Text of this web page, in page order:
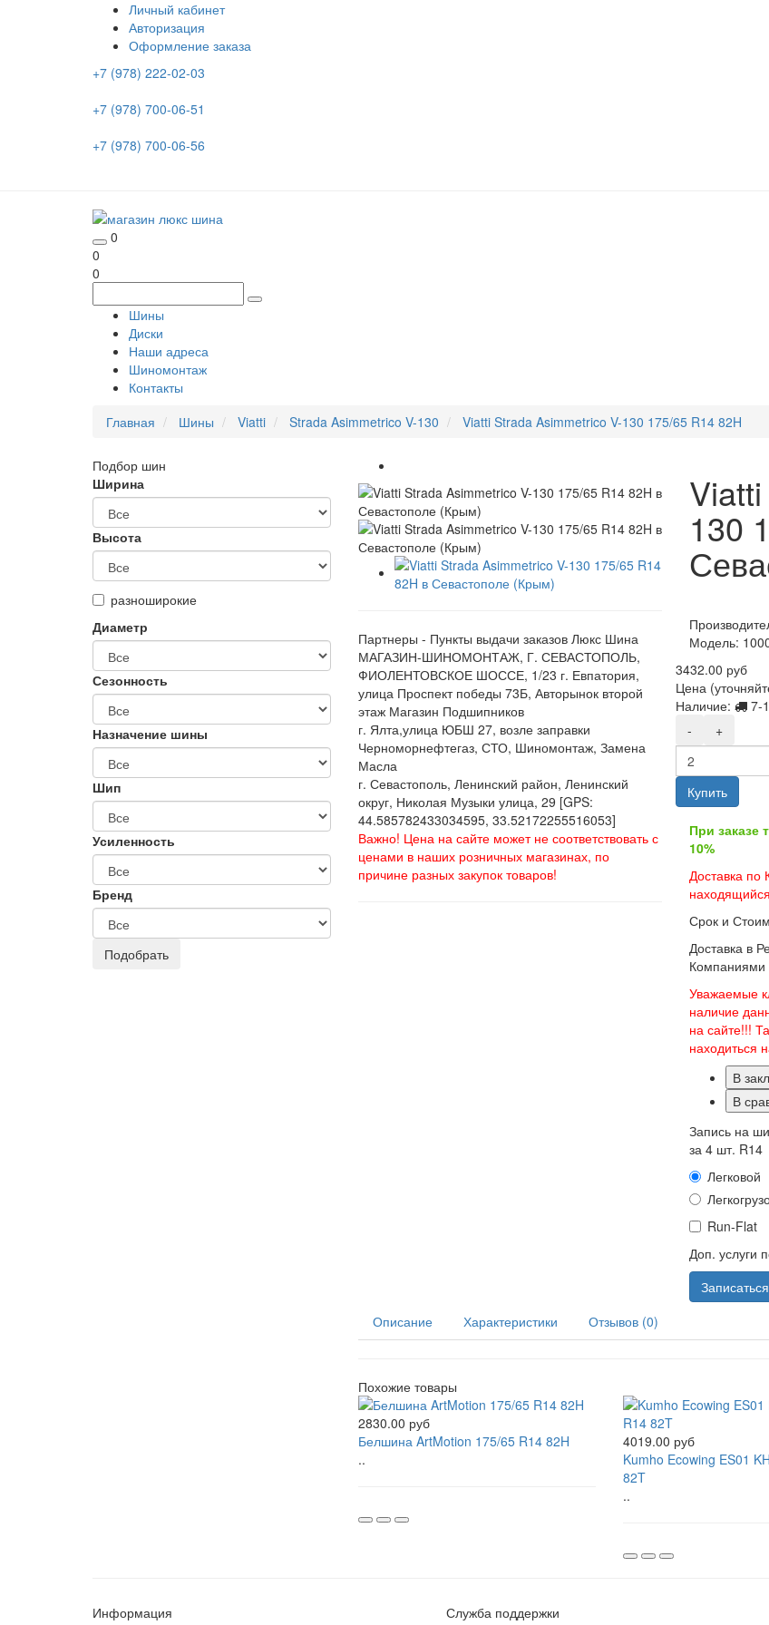
Личный кабинет
Авторизация
Оформление заказа
+7 (978) 222-02-03
+7 (978) 700-06-51
+7 (978) 700-06-56
0
0
0
Шины
Диски
Наши адреса
Шиномонтаж
Контакты
Главная
Шины Viatti Strada Asimmetrico V-130 Viatti Strada Asimmetrico V-130 175/65 R14 82H
Подбор шин
Ширина
Высота
разноширокие
Диаметр
Сезонность
Назначение шины
Шип
Усиленность
Бренд
Партнеры - Пункты выдачи заказов Люкс Шина
МАГАЗИН-ШИНОМОНТАЖ, Г. СЕВАСТОПОЛЬ,
ФИОЛЕНТОВСКОЕ ШОССЕ, 1/23 г. Евпатория,
улица Проспект победы 73Б, Авторынок второй
этаж Магазин Подшипников
г. Ялта,улица ЮБШ 27, возле заправки
Черноморнефтегаз, СТО, Шиномонтаж, Замена
Масла
г. Севастополь, Ленинский район, Ленинский
округ, Николая Музыки улица, 29 [GPS:
44.585782433034595, 33.52172255516053]
Важно! Цена на сайте может не соответствовать с
ценами в наших розничных магазинах, по
причине разных закупок товаров!
130
Модель:
3432.00 руб
Цена
Наличие:
7-
-
+
Купить
При заказе
10%
Доставка по
Срок и
Доставка в
Компаниями
Уважаемые
наличие
на сайте!!!
находиться
В
В
Запись на
за 4 шт. R14
Легковой
Run-Flat
Доп. услуги
Записаться
Описание
Характеристики Отзывов (0)
Похожие товары
2830.00 руб
Белшина ArtMotion 175/65 R14 82H
..
4019.00 руб
Kumho Ecowing ES01
82T
..
Информация Служба поддержки